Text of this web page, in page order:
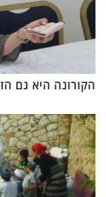
הקורונה היא גם